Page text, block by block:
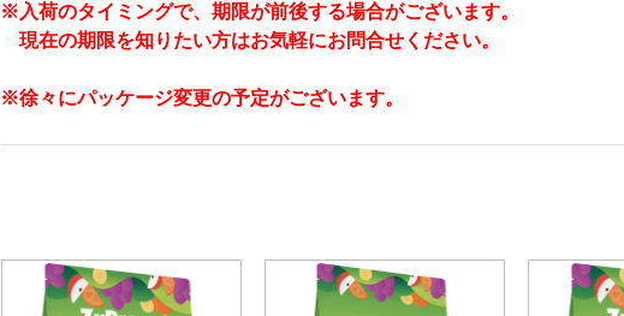
※入荷のタイミングで、期限が前後する場合がございます。
現在の期限を知りたい方はお気軽にお問合せください。
※徐々にパッケージ変更の予定がございます。